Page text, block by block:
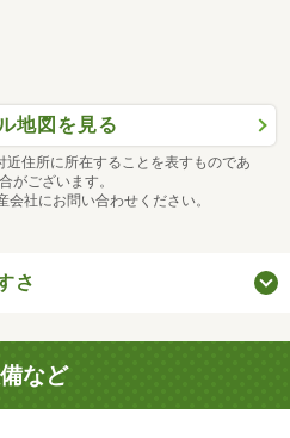
地図を見る
住所に所在することを表すものであ
がございます。
社にお問い合わせください。
さ
など